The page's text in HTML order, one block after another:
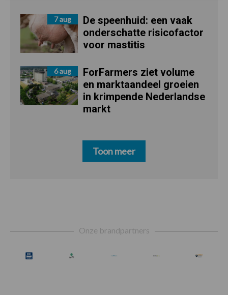
7 aug
De speenhuid: een vaak
onderschatte risicofactor
voor mastitis
6 aug
ForFarmers ziet volume
en marktaandeel groeien
in krimpende Nederlandse
markt
Toon meer
Onze brandpartners